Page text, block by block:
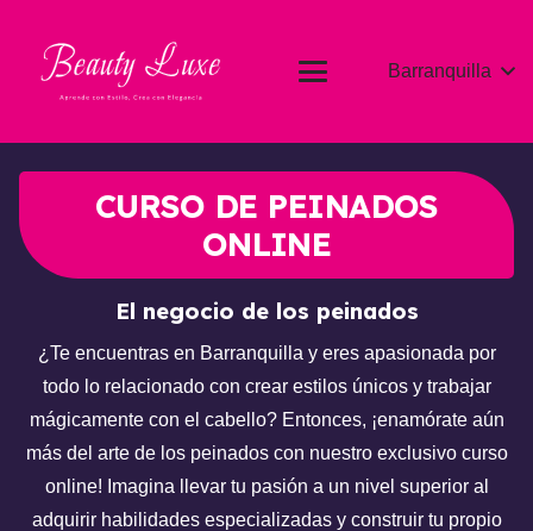
Barranquilla
CURSO DE PEINADOS
ONLINE
El negocio de los peinados
¿Te encuentras en Barranquilla y eres apasionada por
todo lo relacionado con crear estilos únicos y trabajar
mágicamente con el cabello? Entonces, ¡enamórate aún
más del arte de los peinados con nuestro exclusivo curso
online! Imagina llevar tu pasión a un nivel superior al
adquirir habilidades especializadas y construir tu propio